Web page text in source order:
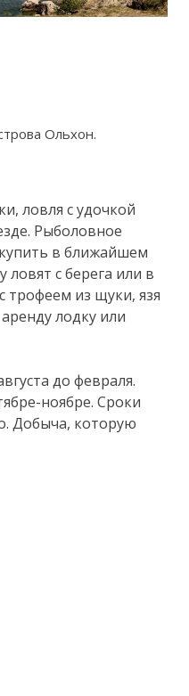
Ольхон.
ловля с удочкой
Рыболовное
в ближайшем
с берега или в
трофеем из щуки, язя
лодку или
до февраля.
ноябре. Сроки
Добыча, которую